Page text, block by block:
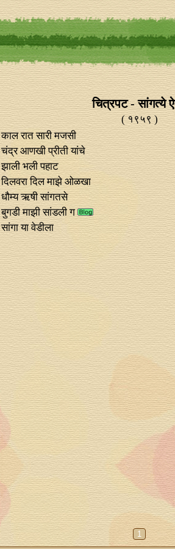
चित्रपट - सांगत्ये
( १९५९ )
काल रात सारी मजसी
चंद्र आणखी प्रीती यांचे
झाली भली पहाट
दिलवरा दिल माझे ओळखा
धौम्य ऋषी सांगतसे
बुगडी माझी सांडली ग
सांगा या वेडीला